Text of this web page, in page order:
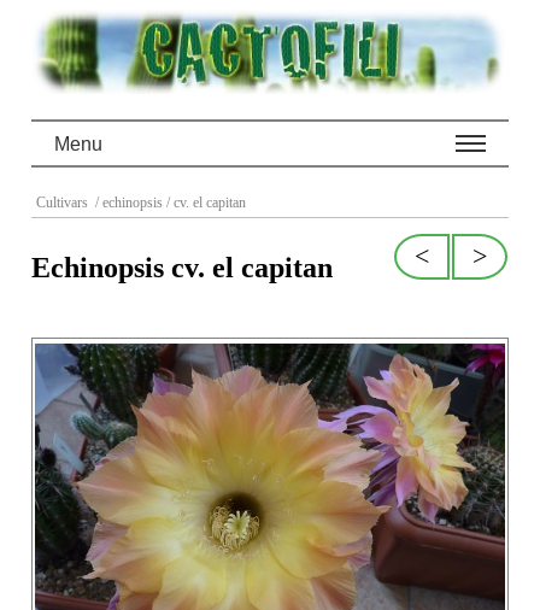
Menu
Cultivars / echinopsis / cv. el capitan
>
<
Echinopsis cv. el capitan